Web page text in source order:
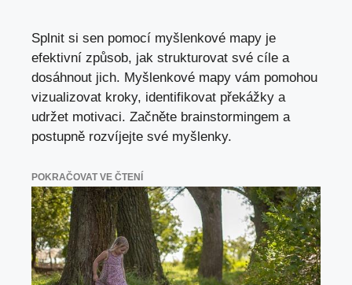
Splnit si sen pomocí myšlenkové mapy je
efektivní způsob, jak strukturovat své cíle a
dosáhnout jich. Myšlenkové mapy vám pomohou
vizualizovat kroky, identifikovat překážky a
udržet motivaci. Začněte brainstormingem a
postupně rozvíjejte své myšlenky.
POKRAČOVAT VE ČTENÍ